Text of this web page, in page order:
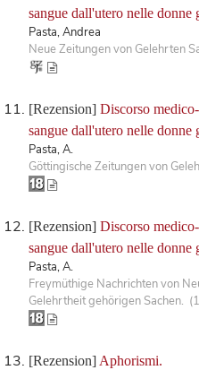
sangue dall'utero nelle donne
Pasta, Andrea
Neue Zeitungen von Gelehrten
[Rezension] Discorso
sangue dall'utero nelle donne
Pasta, A.
Göttingische Zeitungen von
[Rezension] Discorso
sangue dall'utero nelle donne
Pasta, A.
Freymüthige Nachrichten von
Gelehrtheit gehörigen Sachen.
[Rezension] Aphorismi.